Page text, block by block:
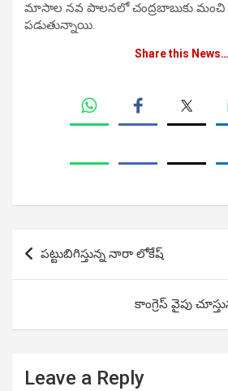
మాసాల నవ పాలనలో చంద్రబాబుకు మంచి
పడుతున్నాయి.
Share this News…
Post
navigation
పట్టుబిగిస్తున్న నారా లోకేష్
కాంగ్రెస్ వైపు
Leave a Reply